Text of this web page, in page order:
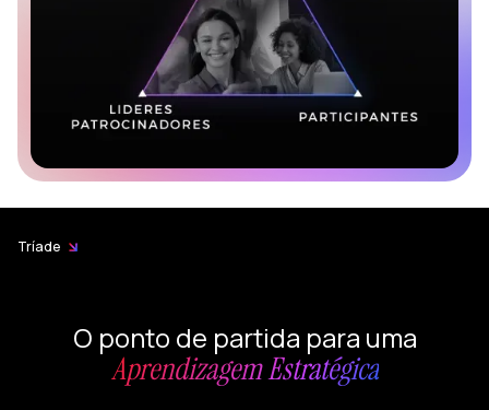
Tríade
O ponto de partida para uma
Aprendizagem Estratégica